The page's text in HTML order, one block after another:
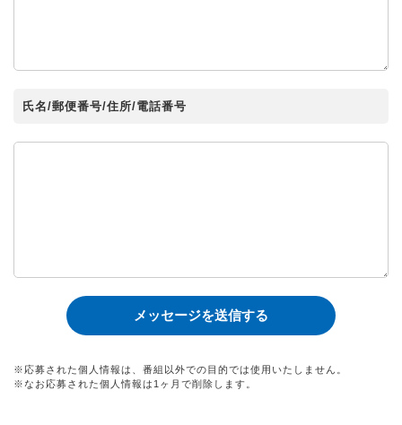
氏名/郵便番号/住所/電話番号
※応募された個人情報は、番組以外での目的では使用いたしません。
※なお応募された個人情報は1ヶ月で削除します。